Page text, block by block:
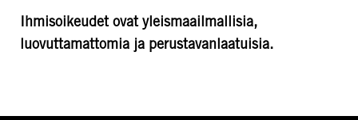
Ihmisoikeudet ovat yleismaailmallisia,
luovuttamattomia ja perustavanlaatuisia.